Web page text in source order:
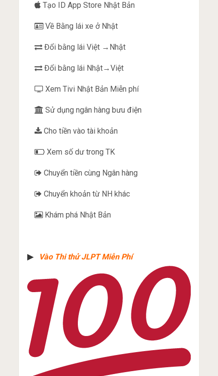
Tạo ID App Store Nhật Bản
Về Bằng lái xe ở Nhật
Đổi bằng lái Việt →Nhật
Đổi bằng lái Nhật→Việt
Xem Tivi Nhật Bản Miễn phí
Sử dụng ngân hàng bưu điện
Cho tiền vào tài khoản
Xem số dư trong TK
Chuyển tiền cùng Ngân hàng
Chuyển khoản từ NH khác
Khám phá Nhật Bản
▶︎ Vào Thi thử JLPT Miễn Phí